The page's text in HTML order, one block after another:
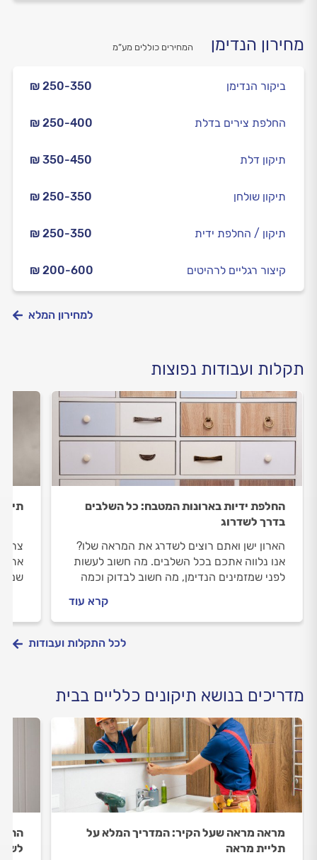
מחירון הנדימן המחירים כוללים מע”מ
₪ 250-350 ביקור הנדימן
₪ 250-400 החלפת צירים בדלת
₪ 350-450 תיקון דלת
₪ 250-350 תיקון שולחן
₪ 250-350 תיקון / החלפת ידית
₪ 200-600 קיצור רגליים לרהיטים
למחירון המלא
תקלות ועבודות נפוצות
החלפת ידיות בארונות המטבח: כל השלבים
בדרך לשדרוג
הארון ישן ואתם רוצים לשדרג את המראה שלו?
אנו נלווה אתכם בכל השלבים. מה חשוב לעשות
לפני שמזמינים הנדימן, מה חשוב לבדוק וכמה
קרא עוד
לכל התקלות ועבודות
מדריכים בנושא תיקונים כלליים בבית
מראה מראה שעל הקיר: המדריך המלא על
תליית מראה